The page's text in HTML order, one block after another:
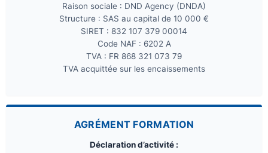
Raison sociale : DND Agency (DNDA)
Structure : SAS au capital de 10 000 €
SIRET : 832 107 379 00014
Code NAF : 6202 A
TVA : FR 868 321 073 79
TVA acquittée sur les encaissements
AGRÉMENT FORMATION
Déclaration d’activité :